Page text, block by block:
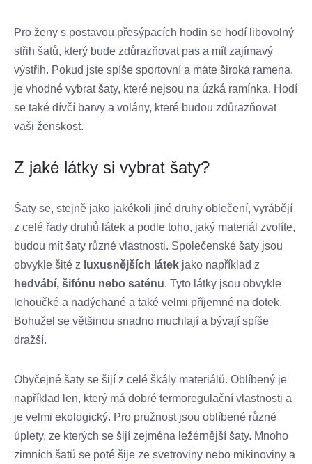
Pro ženy s postavou přesýpacích hodin se hodí libovolný
střih šatů, který bude zdůrazňovat pas a mít zajímavý
výstřih. Pokud jste spíše sportovní a máte široká ramena.
je vhodné vybrat šaty, které nejsou na úzká ramínka. Hodí
se také dívčí barvy a volány, které budou zdůrazňovat
vaši ženskost.
Z jaké látky si vybrat šaty?
Šaty se, stejně jako jakékoli jiné druhy oblečení, vyrábějí
z celé řady druhů látek a podle toho, jaký materiál zvolíte,
budou mít šaty různé vlastnosti. Společenské šaty jsou
obvykle šité z luxusnějších látek jako například z
hedvábí, šifónu nebo saténu. Tyto látky jsou obvykle
lehoučké a nadýchané a také velmi příjemné na dotek.
Bohužel se většinou snadno muchlají a bývají spíše
dražší.
Obyčejné šaty se šijí z celé škály materiálů. Oblíbený je
například len, který má dobré termoregulační vlastnosti a
je velmi ekologický. Pro pružnost jsou oblíbené různé
úplety, ze kterých se šijí zejména ležérnější šaty. Mnoho
zimních šatů se poté šije ze svetroviny nebo mikinoviny a